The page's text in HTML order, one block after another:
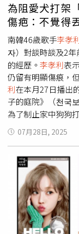
為阻愛犬打架
傷疤：不覺得
南韓46歲歌手李孝
자）對談時談及2
的經歷。 李孝利表
仍留有明顯傷痕，
利在本月27日播出
子的庭院》（천국
為了制止家中狗狗
斷」，最後接受住
自己手部部分神經
感到惋惜，並表示
呢？」李孝利則笑
在首爾錄影，醫
也提到，雖然有
意思嗎？」但她
同，並表示，「
妳受傷會痛，我才
07月28日, 2025